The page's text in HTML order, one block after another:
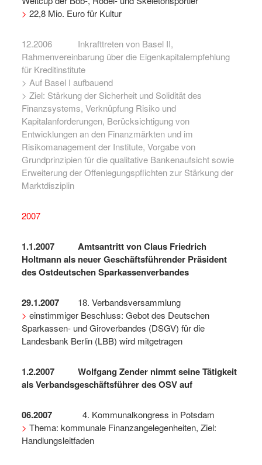
> 22,8 Mio. Euro für Kultur
12.2006 Inkrafttreten von Basel II,
Rahmenvereinbarung über die Eigenkapitalempfehlung
für Kreditinstitute
> Auf Basel I aufbauend
> Ziel: Stärkung der Sicherheit und Solidität des
Finanzsystems, Verknüpfung Risiko und
Kapitalanforderungen, Berücksichtigung von
Entwicklungen an den Finanzmärkten und im
Risikomanagement der Institute, Vorgabe von
Grundprinzipien für die qualitative Bankenaufsicht sowie
Erweiterung der Offenlegungspflichten zur Stärkung der
Marktdisziplin
2007
1.1.2007 Amtsantritt von Claus Friedrich
Holtmann als neuer Geschäftsführender Präsident
des Ostdeutschen Sparkassenverbandes
29.1.2007
18. Verbandsversammlung
> einstimmiger Beschluss: Gebot des Deutschen
Sparkassen- und Giroverbandes (DSGV) für die
Landesbank Berlin (LBB) wird mitgetragen
1.2.2007 Wolfgang Zender nimmt seine Tätigkeit
als Verbandsgeschäftsführer des OSV auf
06.2007 4. Kommunalkongress in Potsdam
> Thema: kommunale Finanzangelegenheiten, Ziel:
Handlungsleitfaden